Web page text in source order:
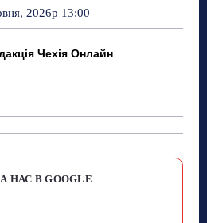
2026р 13:00
Чехія Онлайн
НАС В GOOGLE